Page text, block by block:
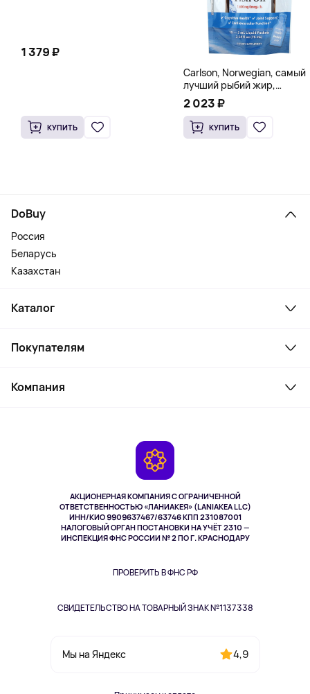
1 379 ₽
КУПИТЬ
Carlson, Norwegian, самый
лучший рыбий жир,
натуральный лимон, 15
пакетиков (5 мл) каждый
2 023 ₽
КУПИТЬ
АКЦИОНЕРНАЯ КОМПАНИЯ С ОГРАНИЧЕННОЙ
ОТВЕТСТВЕННОСТЬЮ «ЛАНИАКЕЯ» (LANIAKEA LLC)
ИНН/КИО 9909637467/63746 КПП 231087001
НАЛОГОВЫЙ ОРГАН ПОСТАНОВКИ НА УЧЁТ 2310 —
ИНСПЕКЦИЯ ФНС РОССИИ № 2 ПО Г. КРАСНОДАРУ
ПРОВЕРИТЬ В ФНС РФ
СВИДЕТЕЛЬСТВО НА ТОВАРНЫЙ ЗНАК №1137338
Мы на Яндекс 4,9
DoBuy
Россия
Беларусь
Казахстан
Каталог
Ноутбуки, мониторы, VR
Косметика и уход
Здоровье питомцев
Одежда и аксессуары
Покупателям
Как заказать
Компания